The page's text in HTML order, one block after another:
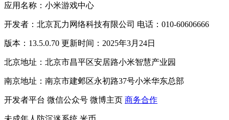
应用名称：小米游戏中心
开发者：北京瓦力网络科技有限公司 电话：010-60606666
版本：13.5.0.70 更新时间：2025年3月24日
北京地址：北京市昌平区安居路小米智慧产业园
南京地址：南京市建邺区永初路37号小米华东总部
开发者平台 微信公众号 微博主页 商务合作